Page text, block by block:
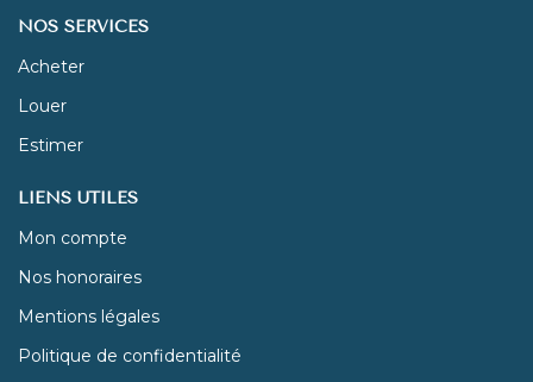
NOS SERVICES
Acheter
Louer
Estimer
LIENS UTILES
Mon compte
Nos honoraires
Mentions légales
Politique de confidentialité